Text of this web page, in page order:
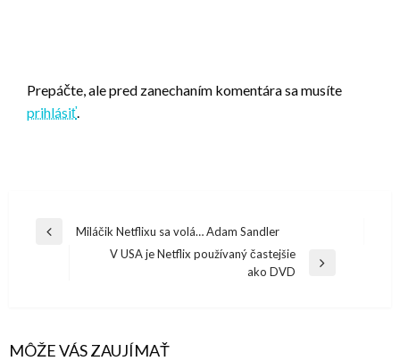
Prepáčte, ale pred zanechaním komentára sa musíte
prihlásiť.
Navigácia
Previous
Miláčik Netflixu sa volá… Adam Sandler
V USA je Netflix používaný častejšie
ako DVD
MÔŽE VÁS ZAUJÍMAŤ